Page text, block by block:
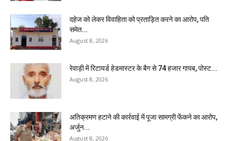
दहेज को लेकर विवाहिता को प्रताड़ित करने का आरोप, पति
समेत...
August 8, 2026
रेवाड़ी में रिटायर्ड हेडमास्टर के बैग से ₹74 हजार गायब, पोस्ट...
August 8, 2026
अतिक्रमण हटाने की कार्रवाई में पूजा सामग्री फेंकने का आरोप,
अर्जुन...
August 8, 2026